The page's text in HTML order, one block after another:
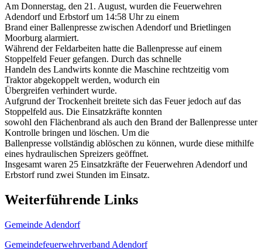
Am Donnerstag, den 21. August, wurden die Feuerwehren
Adendorf und Erbstorf um 14:58 Uhr zu einem
Brand einer Ballenpresse zwischen Adendorf und Brietlingen
Moorburg alarmiert.
Während der Feldarbeiten hatte die Ballenpresse auf einem
Stoppelfeld Feuer gefangen. Durch das schnelle
Handeln des Landwirts konnte die Maschine rechtzeitig vom
Traktor abgekoppelt werden, wodurch ein
Übergreifen verhindert wurde.
Aufgrund der Trockenheit breitete sich das Feuer jedoch auf das
Stoppelfeld aus. Die Einsatzkräfte konnten
sowohl den Flächenbrand als auch den Brand der Ballenpresse unter
Kontrolle bringen und löschen. Um die
Ballenpresse vollständig ablöschen zu können, wurde diese mithilfe
eines hydraulischen Spreizers geöffnet.
Insgesamt waren 25 Einsatzkräfte der Feuerwehren Adendorf und
Erbstorf rund zwei Stunden im Einsatz.
Weiterführende Links
Gemeinde Adendorf
Gemeindefeuerwehrverband Adendorf